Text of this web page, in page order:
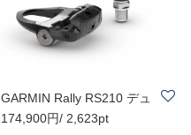
GARMIN Rally RS210 デュ
アルセンサー ペ..
174,900円/ 2,623pt